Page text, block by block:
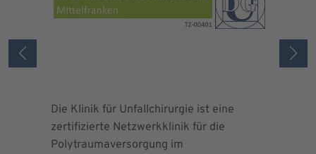
Die Klinik für Unfallchirurgie ist eine
zertifizierte Netzwerkklinik für die
Polytraumaversorgung im